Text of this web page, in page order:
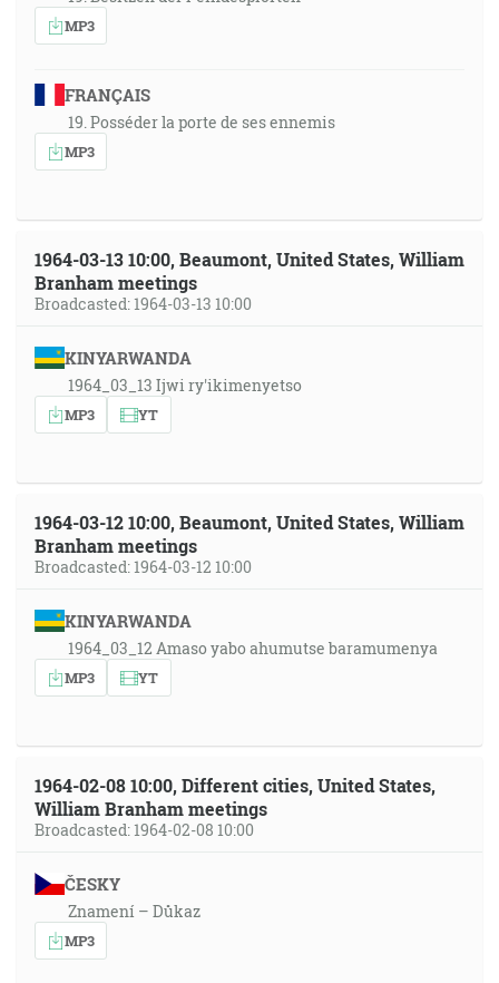
MP3
FRANÇAIS
19. Posséder la porte de ses ennemis
MP3
1964-03-13 10:00, Beaumont, United States, William
Branham meetings
Broadcasted: 1964-03-13 10:00
KINYARWANDA
1964_03_13 Ijwi ry'ikimenyetso
MP3 YT
1964-03-12 10:00, Beaumont, United States, William
Branham meetings
Broadcasted: 1964-03-12 10:00
KINYARWANDA
1964_03_12 Amaso yabo ahumutse baramumenya
MP3 YT
1964-02-08 10:00, Different cities, United States,
William Branham meetings
Broadcasted: 1964-02-08 10:00
ČESKY
Znamení – Důkaz
MP3